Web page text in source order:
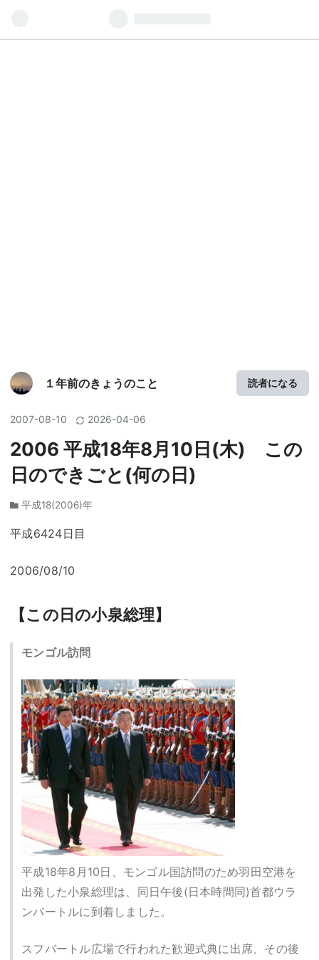
１年前のきょうのこと 読者になる
2007-08-10 2026-04-06
2006 平成18年8月10日(木) この
日のできごと(何の日)
平成18(2006)年
平成6424日目
2006/08/10
【この日の小泉総理】
モンゴル訪問
平成18年8月10日、モンゴル国訪問のため羽田空港を
出発した小泉総理は、同日午後(日本時間同)首都ウラ
ンバートルに到着しました。
スフバートル広場で行われた歓迎式典に出席、その後